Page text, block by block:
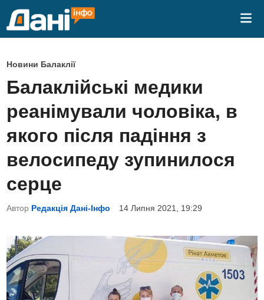
P
o
s
e
d
n
Новини Балаклії
Балаклійські медики
реанімували чоловіка, в
якого після падіння з
велосипеду зупинилося
серце
Автор Редакція Дані-Інфо 14 Липня 2021, 19:29